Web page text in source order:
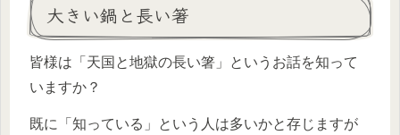
大きい鍋と長い箸
皆様は「天国と地獄の長い箸」というお話を知って
いますか？
既に「知っている」という人は多いかと存じますが